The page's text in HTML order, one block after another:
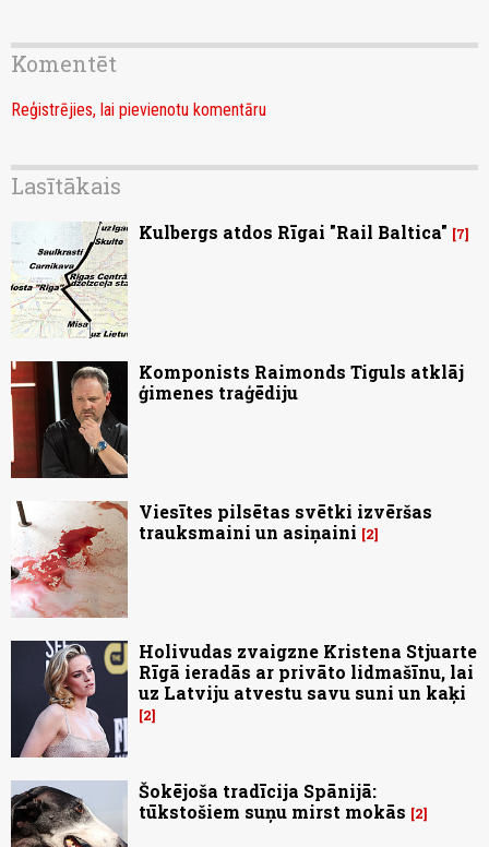
Komentēt
Reģistrējies, lai pievienotu komentāru
Lasītākais
Kulbergs atdos Rīgai "Rail Baltica" 7
Komponists Raimonds Tiguls atklāj
ģimenes traģēdiju
Viesītes pilsētas svētki izvēršas
trauksmaini un asiņaini
2
Holivudas zvaigzne Kristena Stjuarte
Rīgā ieradās ar privāto lidmašīnu, lai
uz Latviju atvestu savu suni un kaķi
2
Šokējoša tradīcija Spānijā:
tūkstošiem suņu mirst mokās
2